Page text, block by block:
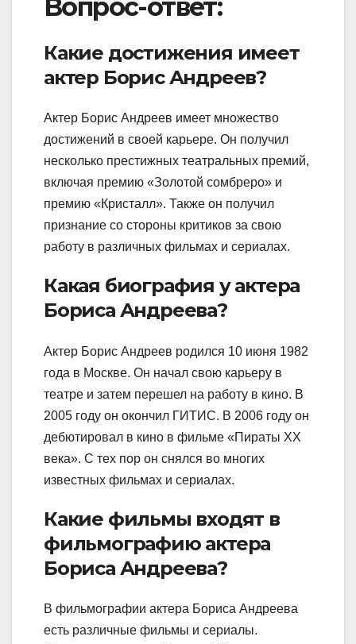
Вопрос-ответ:
Какие достижения имеет
актер Борис Андреев?
Актер Борис Андреев имеет множество
достижений в своей карьере. Он получил
несколько престижных театральных премий,
включая премию «Золотой сомбреро» и
премию «Кристалл». Также он получил
признание со стороны критиков за свою
работу в различных фильмах и сериалах.
Какая биография у актера
Бориса Андреева?
Актер Борис Андреев родился 10 июня 1982
года в Москве. Он начал свою карьеру в
театре и затем перешел на работу в кино. В
2005 году он окончил ГИТИС. В 2006 году он
дебютировал в кино в фильме «Пираты XX
века». С тех пор он снялся во многих
известных фильмах и сериалах.
Какие фильмы входят в
фильмографию актера
Бориса Андреева?
В фильмографии актера Бориса Андреева
есть различные фильмы и сериалы.